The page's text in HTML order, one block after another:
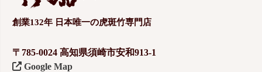
創業132年 日本唯一の虎斑竹専門店
〒785-0024 高知県須崎市安和913-1
Google Map